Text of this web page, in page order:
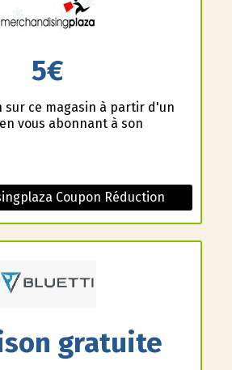
5€
sur ce magasin à partir d'un
vous abonnant à son
Coupon Réduction
gratuite